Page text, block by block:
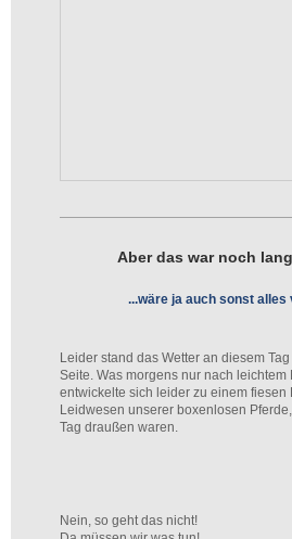
Aber das war noch
...wäre ja auch sonst
Leider stand das Wetter an diesem
Seite. Was morgens nur nach
entwickelte sich leider zu einem fiesen
Leidwesen unserer boxenlosen
Tag draußen waren.
Nein, so geht das nicht!